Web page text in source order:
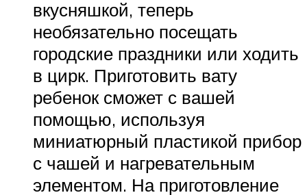
вкусняшкой, теперь
необязательно посещать
городские праздники или ходить
в цирк. Приготовить вату
ребенок сможет с вашей
помощью, используя
миниатюрный пластикой прибор
с чашей и нагревательным
элементом. На приготовление